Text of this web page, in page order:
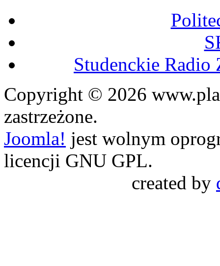
Studenckie
Copyright © 2026
zastrzeżone.
Joomla! jest wolnym
licencji GNU GPL.
created by